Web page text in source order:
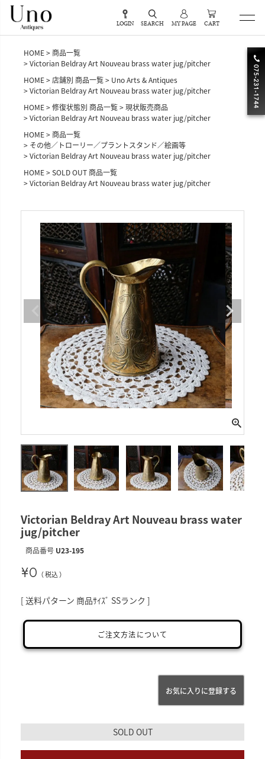
LOGIN SEARCH MY PAGE CART
HOME
商品一覧
Victorian Beldray Art Nouveau brass water jug/pitcher
HOME
店舗別 商品一覧
Uno Arts & Antiques
Victorian Beldray Art Nouveau brass water jug/pitcher
HOME
修復状態別 商品一覧
現状販売商品
Victorian Beldray Art Nouveau brass water jug/pitcher
HOME
商品一覧
その他／トローリー／プラントスタンド／絵画等
Victorian Beldray Art Nouveau brass water jug/pitcher
HOME
SOLD OUT 商品一覧
Victorian Beldray Art Nouveau brass water jug/pitcher
Victorian Beldray Art Nouveau brass water
jug/pitcher
商品番号 U23-195
¥0 税込
送料パターン 商品ｻｲｽﾞ SSランク
ご注文方法について
お気に入りに登録する
SOLD OUT